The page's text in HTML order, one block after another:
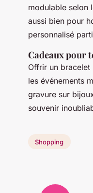
modulable selon
aussi bien pour
personnalisé
Cadeaux pour
Offrir un bracelet
les événements
gravure sur
souvenir
Shopping